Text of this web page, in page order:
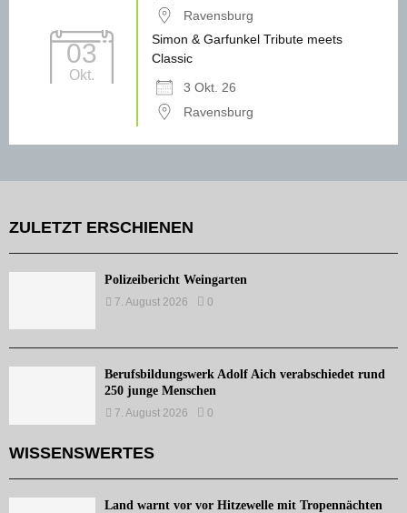
Ravensburg
03
Okt.
Simon & Garfunkel Tribute meets
Classic
3 Okt. 26
Ravensburg
ZULETZT ERSCHIENEN
Polizeibericht Weingarten
7. August 2026 0
Berufsbildungswerk Adolf Aich verabschiedet rund
250 junge Menschen
7. August 2026 0
WISSENSWERTES
Land warnt vor vor Hitzewelle mit Tropennächten